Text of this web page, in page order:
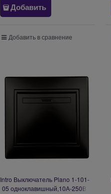
Добавить
Добавить в сравнение
Intro Выключатель Plano 1-101-
05 одноклавишный,10А-250В,